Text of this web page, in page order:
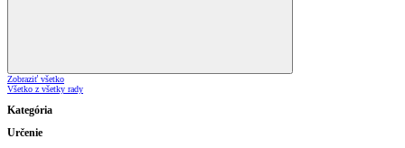
Zobraziť všetko
Všetko z všetky rady
Kategória
Určenie